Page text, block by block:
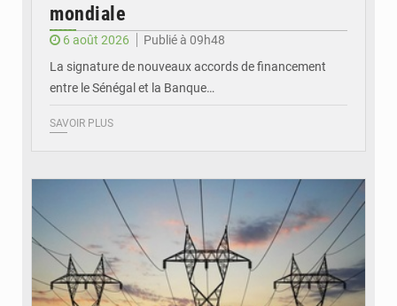
mondiale
6 août 2026
Publié à 09h48
La signature de nouveaux accords de financement
entre le Sénégal et la Banque…
SAVOIR PLUS